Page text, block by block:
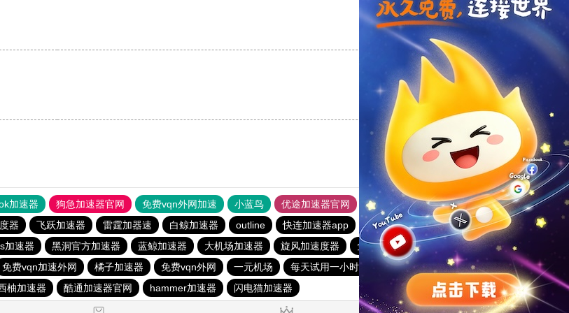
反对
反对[0]
加速器 狗急加速器官网 免费vqn外网加速 小蓝鸟 优途加速器官网 风驰加速器 旋风加速器
八戒看书
器 飞跃加速器 雷霆加器速 白鲸加速器 outline 快连加速器app 黑洞vp永久加速器
1元机场
加速器 黑洞官方加速器 蓝鲸加速器 大机场加速器 旋风加速度器 免费vqn加速
快连lets加速器
免费vqn加速外网 橘子加速器 免费vqn外网 一元机场 每天试用一小时加速器 快连加速器app
旋风加速度器
柚加速器 酷通加速器官网 hammer加速器 闪电猫加速器